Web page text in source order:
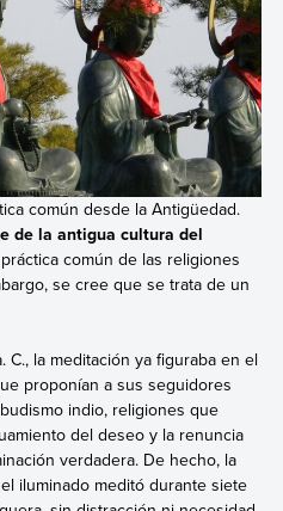
común desde la Antigüedad.
de la antigua cultura del
común de las religiones
se cree que se trata de un
la meditación ya figuraba en el
proponían a sus seguidores
indio, religiones que
del deseo y la renuncia
verdadera. De hecho, la
iluminado meditó durante siete